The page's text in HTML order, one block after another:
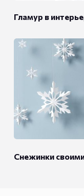
Гламур в
Снежинки